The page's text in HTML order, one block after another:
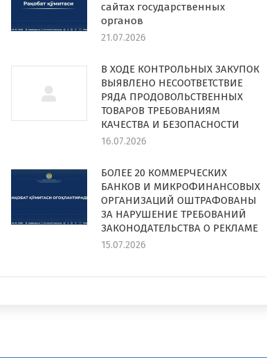
сайтах государственных
органов
21.07.2026
В ХОДЕ КОНТРОЛЬНЫХ ЗАКУПОК
ВЫЯВЛЕНО НЕСООТВЕТСТВИЕ
РЯДА ПРОДОВОЛЬСТВЕННЫХ
ТОВАРОВ ТРЕБОВАНИЯМ
КАЧЕСТВА И БЕЗОПАСНОСТИ
16.07.2026
БОЛЕЕ 20 КОММЕРЧЕСКИХ
БАНКОВ И МИКРОФИНАНСОВЫХ
ОРГАНИЗАЦИЙ ОШТРАФОВАНЫ
ЗА НАРУШЕНИЕ ТРЕБОВАНИЙ
ЗАКОНОДАТЕЛЬСТВА О РЕКЛАМЕ
15.07.2026